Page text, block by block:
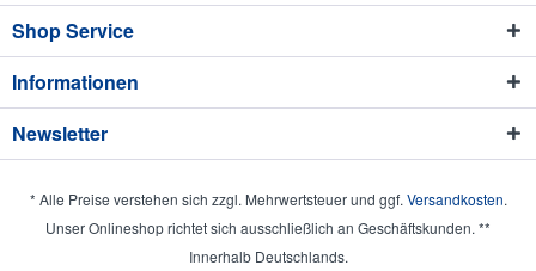
Shop Service
Informationen
Newsletter
* Alle Preise verstehen sich zzgl. Mehrwertsteuer und ggf. Versandkosten.
Unser Onlineshop richtet sich ausschließlich an Geschäftskunden. **
Innerhalb Deutschlands.